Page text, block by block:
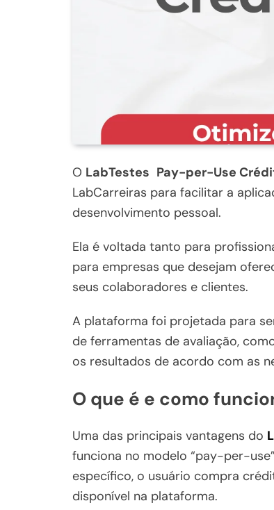
O LabTestes Pay-per-Use
LabCarreiras para facilitar a
desenvolvimento pessoal.
Ela é voltada tanto para
para empresas que desejam
seus colaboradores e clientes.
A plataforma foi projetada para
de ferramentas de avaliação,
os resultados de acordo com as
O que é e como
Uma das principais vantagens do
funciona no modelo “pay-per-
específico, o usuário compra
disponível na plataforma.